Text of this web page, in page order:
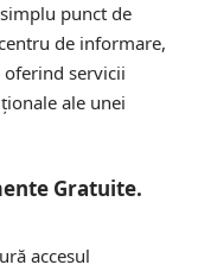
punct de
de informare,
servicii
ale unei
Gratuite.
accesul